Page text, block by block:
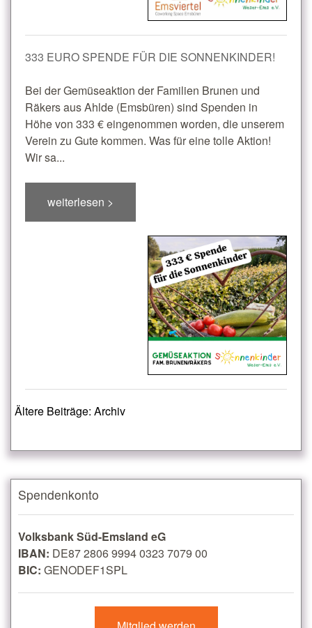
333 EURO SPENDE FÜR DIE SONNENKINDER!
Bei der Gemüseaktion der Familien Brunen und
Räkers aus Ahlde (Emsbüren) sind Spenden in
Höhe von 333 € eingenommen worden, die unserem
Verein zu Gute kommen. Was für eine tolle Aktion!
Wir sa...
weiterlesen >
Ältere Beiträge: Archiv
Spendenkonto
Volksbank Süd-Emsland eG
IBAN: DE87 2806 9994 0323 7079 00
BIC: GENODEF1SPL